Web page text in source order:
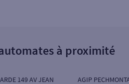
à proximité
149 AV JEAN AGIP